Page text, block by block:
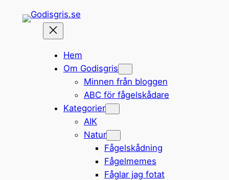
Hem
Om Godisgris
Minnen från bloggen
ABC för fågelskådare
Kategorier
AIK
Natur
Fågelskådning
Fågelmemes
Fåglar jag fotat